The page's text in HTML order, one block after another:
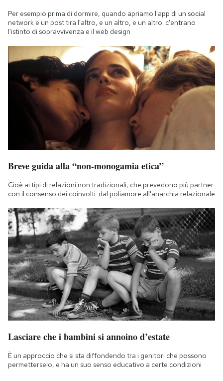
Per esempio prima di dormire, quando apriamo l'app di un social
network e un post tira l'altro, e un altro, e un altro: c'entrano
l'istinto di sopravvivenza e il web design
Breve guida alla “non-monogamia etica”
Cioè ai tipi di relazioni non tradizionali, che prevedono più partner
con il consenso dei coinvolti: dal poliamore all'anarchia relazionale
Lasciare che i bambini si annoino d’estate
È un approccio che si sta diffondendo tra i genitori che possono
permetterselo, e ha un suo senso educativo a certe condizioni